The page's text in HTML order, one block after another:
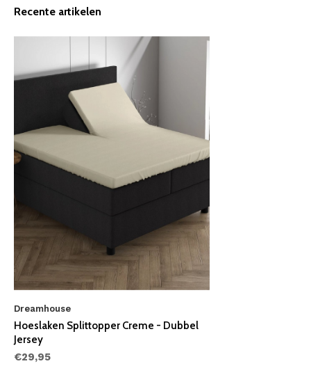
Recente artikelen
Dreamhouse
Hoeslaken Splittopper Creme - Dubbel
Jersey
€29,95